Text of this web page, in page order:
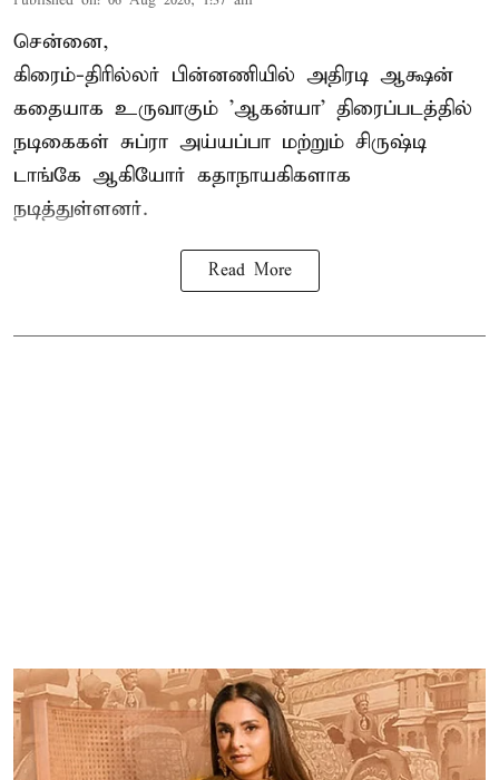
சென்னை,
கிரைம்-திரில்லர் பின்னணியில் அதிரடி ஆக்ஷன்
கதையாக உருவாகும் 'ஆகன்யா' திரைப்படத்தில்
நடிகைகள் சுப்ரா அய்யப்பா மற்றும் சிருஷ்டி
டாங்கே ஆகியோர் கதாநாயகிகளாக
நடித்துள்ளனர்.
Read More